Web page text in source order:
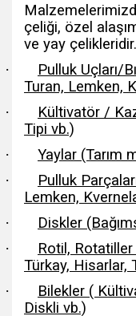
çeliği, özel
ve yay çelikleridir.
·
Pulluk Uçları/
Turan, Lemken,
·
Kültivatör /
Tipi vb.)
· Yaylar (Tarım
·
Pulluk
Lemken,
· Diskler
·
Rotil, Rotatiller
Türkay, Hisarlar,
·
Bilekler (
Diskli vb.)